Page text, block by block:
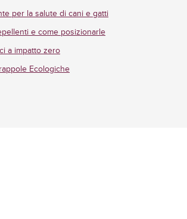
per la salute di cani e gatti
e come posizionarle
a impatto zero
Ecologiche